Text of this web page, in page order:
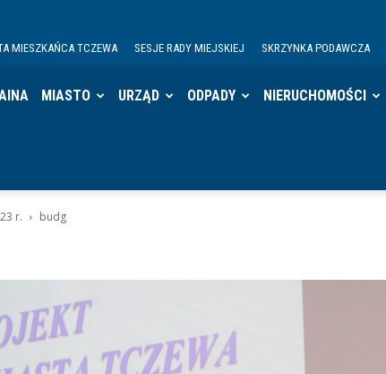
MIESZKAŃCA TCZEWA SESJE RADY MIEJSKIEJ SKRZYNKA PODAWCZA
MIASTO URZĄD ODPADY NIERUCHOMOŚCI
r. budg